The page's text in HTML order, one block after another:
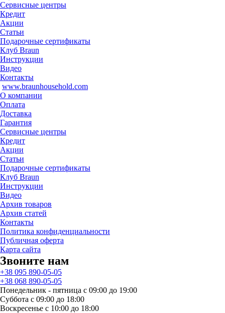
Сервисные центры
Кредит
Акции
Статьи
Подарочные сертификаты
Клуб Braun
Инструкции
Видео
Контакты
www.braunhousehold.com
О компании
Оплата
Доставка
Гарантия
Сервисные центры
Кредит
Акции
Статьи
Подарочные сертификаты
Клуб Braun
Инструкции
Видео
Архив товаров
Архив статей
Контакты
Политика конфиденциальности
Публичная оферта
Карта сайта
Звоните нам
+38 095 890-05-05
+38 068 890-05-05
Понедельник - пятница с 09:00 до 19:00
Суббота с 09:00 до 18:00
Воскресенье с 10:00 до 18:00